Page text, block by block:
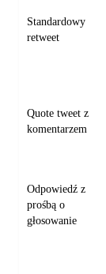
Standardowy
retweet
Quote tweet z
komentarzem
Odpowiedź z
prośbą o
głosowanie